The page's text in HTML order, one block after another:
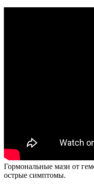
Гормональные мази от
острые симптомы.